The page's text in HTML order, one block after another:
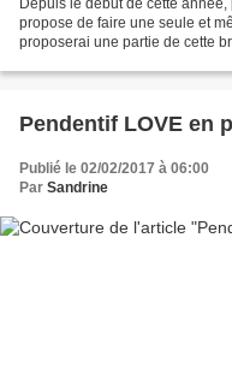
propose de faire une seule et
proposerai une partie de cette
Pendentif LOVE en
Publié le 02/02/2017 à 06:00
Par Sandrine